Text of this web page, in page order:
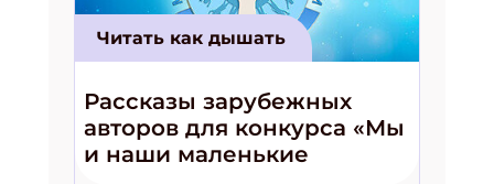
Читать как дышать
Рассказы зарубежных
авторов для конкурса «Мы
и наши маленькие